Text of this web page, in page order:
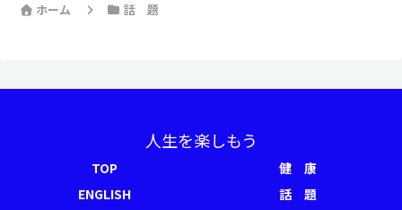
ホーム 話 題
人生を楽しもう
TOP
健 康
ENGLISH
話 題